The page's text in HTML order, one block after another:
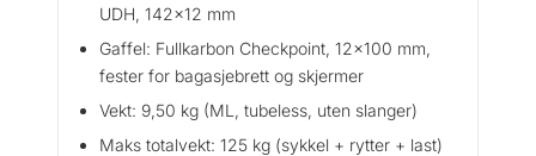
UDH, 142×12 mm
Gaffel: Fullkarbon Checkpoint, 12×100 mm,
fester for bagasjebrett og skjermer
Vekt: 9,50 kg (ML, tubeless, uten slanger)
Maks totalvekt: 125 kg (sykkel + rytter + last)